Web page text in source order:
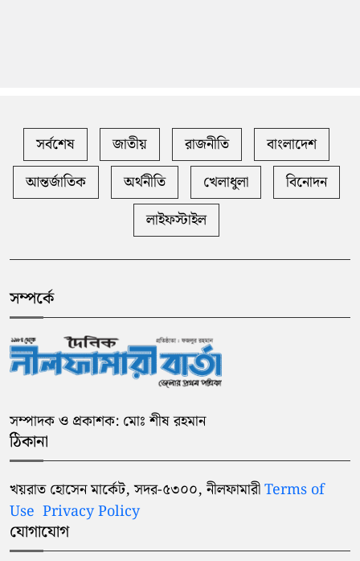
সর্বশেষ জাতীয় রাজনীতি
বাংলাদেশ
আন্তর্জাতিক
অর্থনীতি খেলাধুলা
বিনোদন
লাইফস্টাইল
সম্পর্কে
সম্পাদক ও প্রকাশক: মোঃ শীষ রহমান
ঠিকানা
খয়রাত হোসেন মার্কেট, সদর-৫৩০০, নীলফামারীTerms of
Use Privacy Policy
যোগাযোগ